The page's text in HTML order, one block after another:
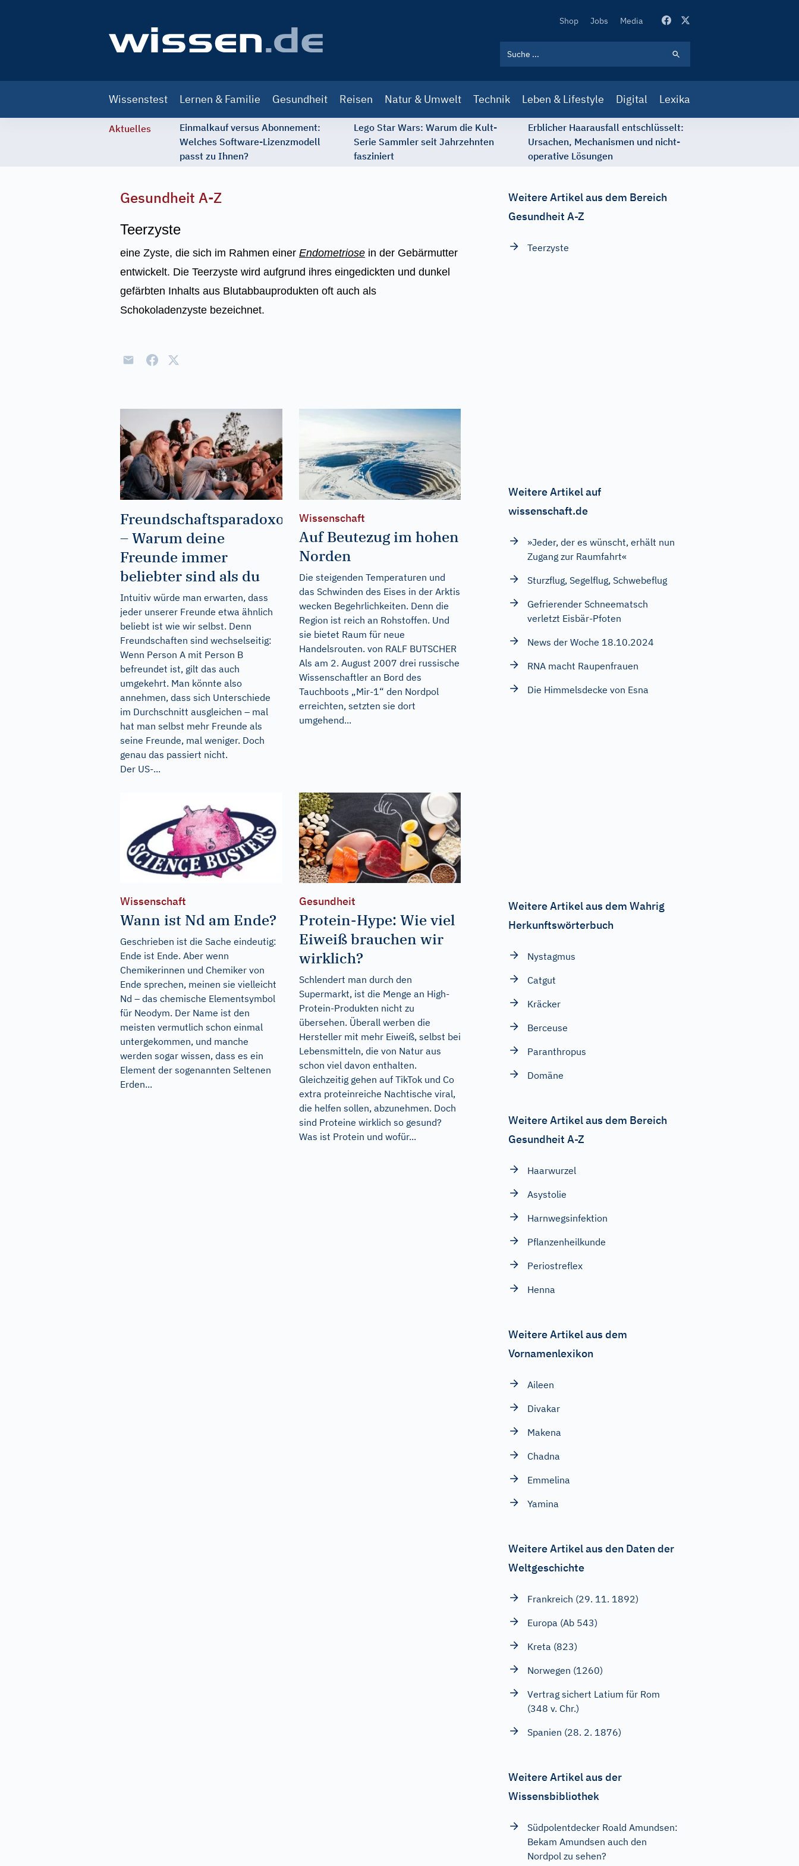
Secondary
Shop Jobs Media
navigation
Wissenstest Lernen & Familie Gesundheit Reisen Natur & Umwelt Technik Leben & Lifestyle Digital Lexika
Aktuelles
Einmalkauf versus Abonnement:
Welches Software-Lizenzmodell
passt zu Ihnen?
Lego Star Wars: Warum die Kult-
Serie Sammler seit Jahrzehnten
fasziniert
Erblicher Haarausfall entschlüsselt:
Ursachen, Mechanismen und nicht-
operative Lösungen
Gesundheit A-Z
Teerzyste
eine Zyste, die sich im Rahmen einer Endometriose in der Gebärmutter
entwickelt. Die Teerzyste wird aufgrund ihres eingedickten und dunkel
gefärbten Inhalts aus Blutabbauprodukten oft auch als
Schokoladenzyste bezeichnet.
Freundschaftsparadoxon
– Warum deine
Freunde immer
beliebter sind als du
Intuitiv würde man erwarten, dass
jeder unserer Freunde etwa ähnlich
beliebt ist wie wir selbst. Denn
Freundschaften sind wechselseitig:
Wenn Person A mit Person B
befreundet ist, gilt das auch
umgekehrt. Man könnte also
annehmen, dass sich Unterschiede
im Durchschnitt ausgleichen – mal
hat man selbst mehr Freunde als
seine Freunde, mal weniger. Doch
genau das passiert nicht.
Der US-...
Wissenschaft
Auf Beutezug im hohen
Norden
Die steigenden Temperaturen und
das Schwinden des Eises in der Arktis
wecken Begehrlichkeiten. Denn die
Region ist reich an Rohstoffen. Und
sie bietet Raum für neue
Handelsrouten. von RALF BUTSCHER
Als am 2. August 2007 drei russische
Wissenschaftler an Bord des
Tauchboots „Mir-1“ den Nordpol
erreichten, setzten sie dort
umgehend...
Wissenschaft
Wann ist Nd am Ende?
Geschrieben ist die Sache eindeutig:
Ende ist Ende. Aber wenn
Chemikerinnen und Chemiker von
Ende sprechen, meinen sie vielleicht
Nd – das chemische Elementsymbol
für Neodym. Der Name ist den
meisten vermutlich schon einmal
untergekommen, und manche
werden sogar wissen, dass es ein
Element der sogenannten Seltenen
Erden...
Gesundheit
Protein-Hype: Wie viel
Eiweiß brauchen wir
wirklich?
Schlendert man durch den
Supermarkt, ist die Menge an High-
Protein-Produkten nicht zu
übersehen. Überall werben die
Hersteller mit mehr Eiweiß, selbst bei
Lebensmitteln, die von Natur aus
schon viel davon enthalten.
Gleichzeitig gehen auf TikTok und Co
extra proteinreiche Nachtische viral,
die helfen sollen, abzunehmen. Doch
sind Proteine wirklich so gesund?
Was ist Protein und wofür...
Weitere Artikel aus dem Bereich
Gesundheit A-Z
Teerzyste
Weitere Artikel auf
wissenschaft.de
»Jeder, der es wünscht, erhält nun
Zugang zur Raumfahrt«
Sturzflug, Segelflug, Schwebeflug
Gefrierender Schneematsch
verletzt Eisbär-Pfoten
News der Woche 18.10.2024
RNA macht Raupenfrauen
Die Himmelsdecke von Esna
Weitere Artikel aus dem Wahrig
Herkunftswörterbuch
Nystagmus
Catgut
Kräcker
Berceuse
Paranthropus
Domäne
Weitere Artikel aus dem Bereich
Gesundheit A-Z
Haarwurzel
Asystolie
Harnwegsinfektion
Pflanzenheilkunde
Periostreflex
Henna
Weitere Artikel aus dem
Vornamenlexikon
Aileen
Divakar
Makena
Chadna
Emmelina
Yamina
Weitere Artikel aus den Daten der
Weltgeschichte
Frankreich (29. 11. 1892)
Europa (Ab 543)
Kreta (823)
Norwegen (1260)
Vertrag sichert Latium für Rom
(348 v. Chr.)
Spanien (28. 2. 1876)
Weitere Artikel aus der
Wissensbibliothek
Südpolentdecker Roald Amundsen:
Bekam Amundsen auch den
Nordpol zu sehen?